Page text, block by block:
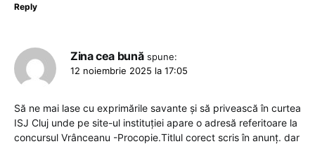
Reply
Zina cea bună spune:
12 noiembrie 2025 la 17:05
Să ne mai lase cu exprimările savante și să privească în curtea
ISJ Cluj unde pe site-ul instituției apare o adresă referitoare la
concursul Vrânceanu -Procopie.Titlul corect scris în anunț. dar